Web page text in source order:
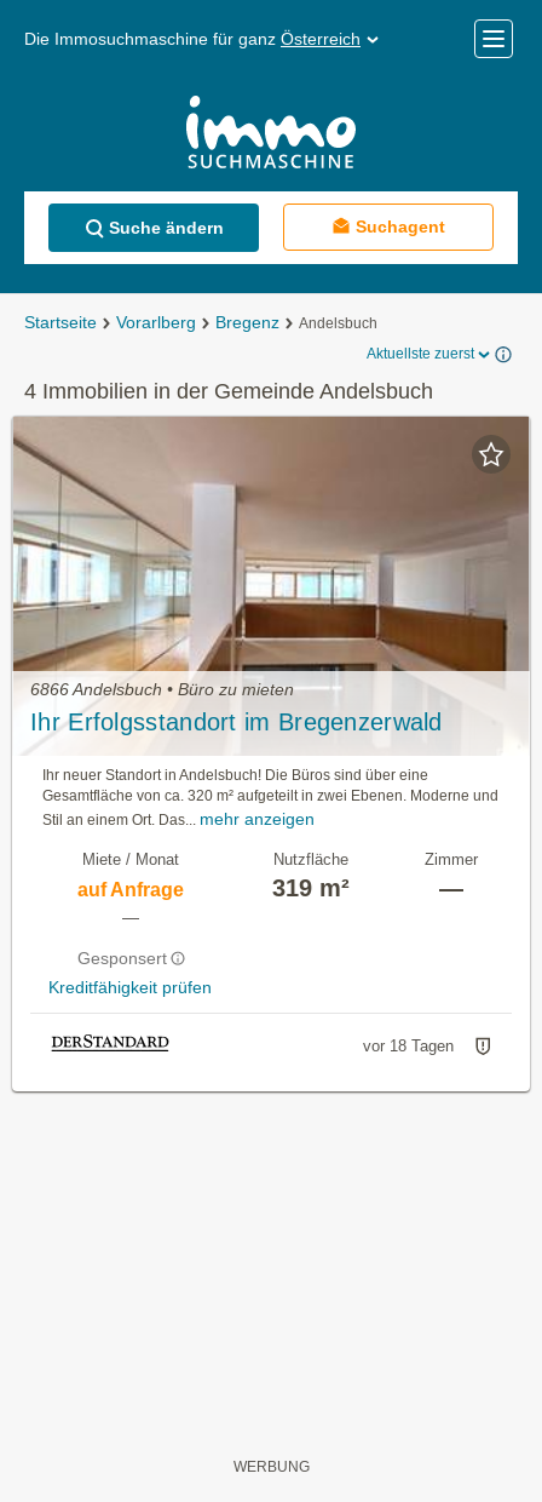
Die Immosuchmaschine für ganz Österreich
Menü
Suche ändern Suchagent
Startseite Vorarlberg Bregenz
Andelsbuch
Aktuellste zuerst
4 Immobilien in der Gemeinde Andelsbuch
6866 Andelsbuch • Büro zu mieten
Ihr Erfolgsstandort im Bregenzerwald
Ihr neuer Standort in Andelsbuch! Die Büros sind über eine
Gesamtfläche von ca. 320 m² aufgeteilt in zwei Ebenen. Moderne und
Stil an einem Ort. Das...
mehr anzeigen
Miete / Monat
auf Anfrage
—
Gesponsert
Kreditfähigkeit prüfen
Nutzfläche
319 m²
Zimmer
—
vor 18 Tagen